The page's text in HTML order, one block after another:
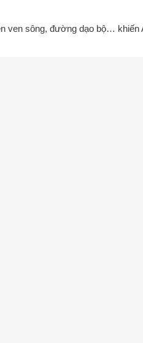
ven sông, đường dạo bộ…